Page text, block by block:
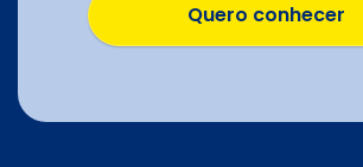
Quero conhecer